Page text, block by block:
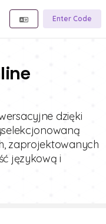
Enter Code
dzięki
zaprojektowanych
językową i